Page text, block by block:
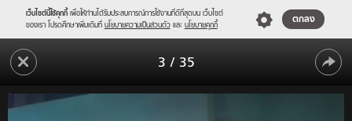
เว็บไซต์นี้ใช้คุกกี้ เพื่อให้ท่านได้รับประสบการณ์การใช้งานที่ดีที่สุดบน เว็บไซต์
ของเรา โปรดศึกษาเพิ่มเติมที่ นโยบายความเป็นส่วนตัว และ นโยบายคุกกี้
ตกลง
ส่อง
คลิป
รัก
"แพ
คลิป
3 / 35